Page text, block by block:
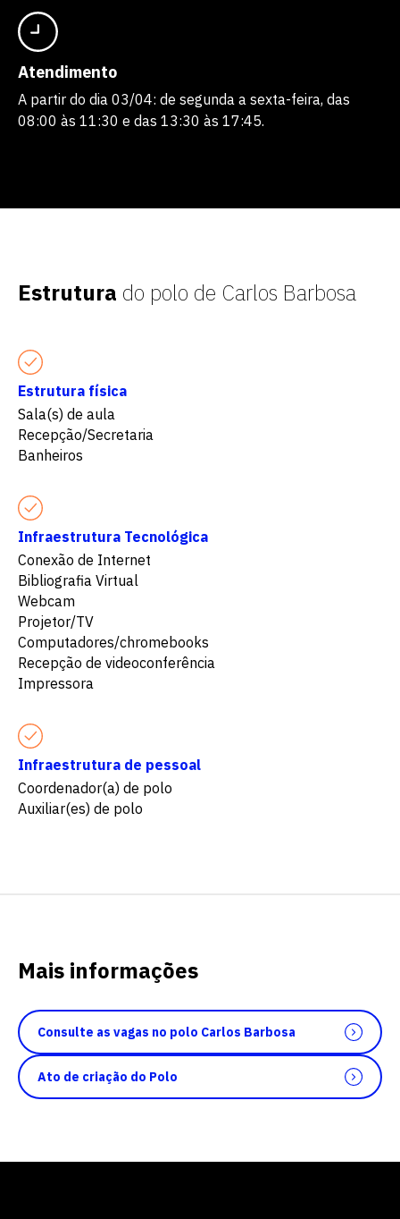
Atendimento
A partir do dia 03/04: de segunda a sexta-feira, das
08:00 às 11:30 e das 13:30 às 17:45.
Estrutura do polo de Carlos Barbosa
Estrutura física
Sala(s) de aula
Recepção/Secretaria
Banheiros
Infraestrutura Tecnológica
Conexão de Internet
Bibliografia Virtual
Webcam
Projetor/TV
Computadores/chromebooks
Recepção de videoconferência
Impressora
Infraestrutura de pessoal
Coordenador(a) de polo
Auxiliar(es) de polo
Mais informações
Consulte as vagas no polo Carlos Barbosa
Ato de criação do Polo